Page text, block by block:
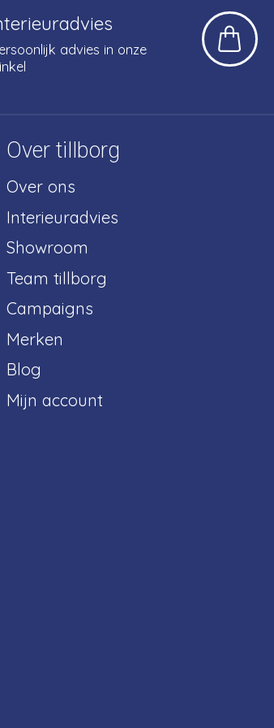
advies in onze
Over tillborg
Over ons
Interieuradvies
Showroom
Team tillborg
Campaigns
Merken
Blog
Mijn account